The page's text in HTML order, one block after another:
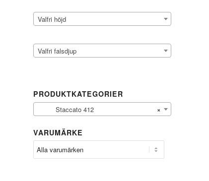
Valfri höjd
Valfri falsdjup
PRODUKTKATEGORIER
×
Staccato 412
VARUMÄRKE